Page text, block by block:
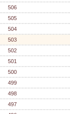
506
505
504
503
502
501
500
499
498
497